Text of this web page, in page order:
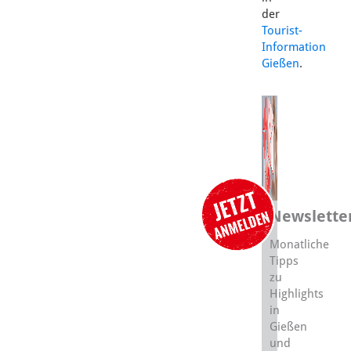
der
Tourist-
Information
Gießen.
Monatliche
Tipps
zu
Highlights
in
Gießen
und